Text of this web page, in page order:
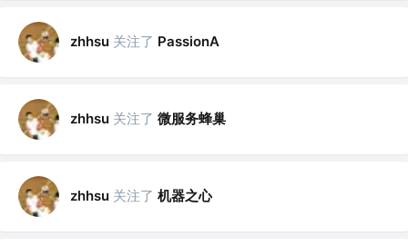
zhhsu 关注了 PassionA
zhhsu 关注了 微服务蜂巢
zhhsu 关注了 机器之心